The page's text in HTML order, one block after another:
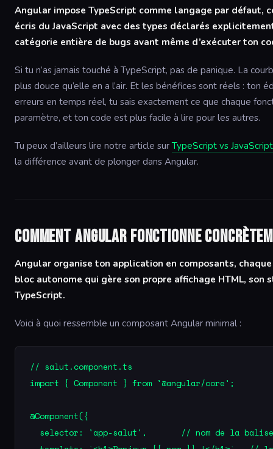
Angular impose TypeScript comme langage par défaut,
écris du JavaScript avec des types déclarés
catégorie entière de bugs avant même d’exécuter ton
Si tu n’as jamais touché à TypeScript, pas de panique. La
plus douce qu’elle en a l’air. Et les bénéfices sont réels : ton
erreurs en temps réel, tu sais exactement ce que chaque
paramètre, et ton code est plus facile à lire pour les autres.
Tu peux d’ailleurs lire notre article surTypeScript vs JavaScript
la différence avant de plonger dans Angular.
Comment Angular fonctionne
Angular organise ton application en composants,
bloc autonome qui gère son propre affichage HTML, son
TypeScript.
Voici à quoi ressemble un composant Angular minimal :
// salut.component.ts
import { Component } from '@angular/core';
@Component({
selector: 'app-salut',       // nom de la